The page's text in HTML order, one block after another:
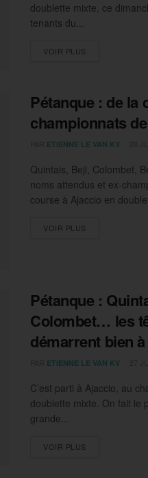
doublette mixte, ce
tenants du...
VOIR PLUS
Pétanque : de la
championnats
ETIENNE LE VAN KY
Quintais, Beji, Colombet,
noms attendus et ex-
course à Ajaccio en
VOIR PLUS
Pétanque :
Colombet… les
démarrent bien
ETIENNE LE VAN KY
C’est parti à Ajaccio, au
doublette mixte. On fait le
grande...
VOIR PLUS